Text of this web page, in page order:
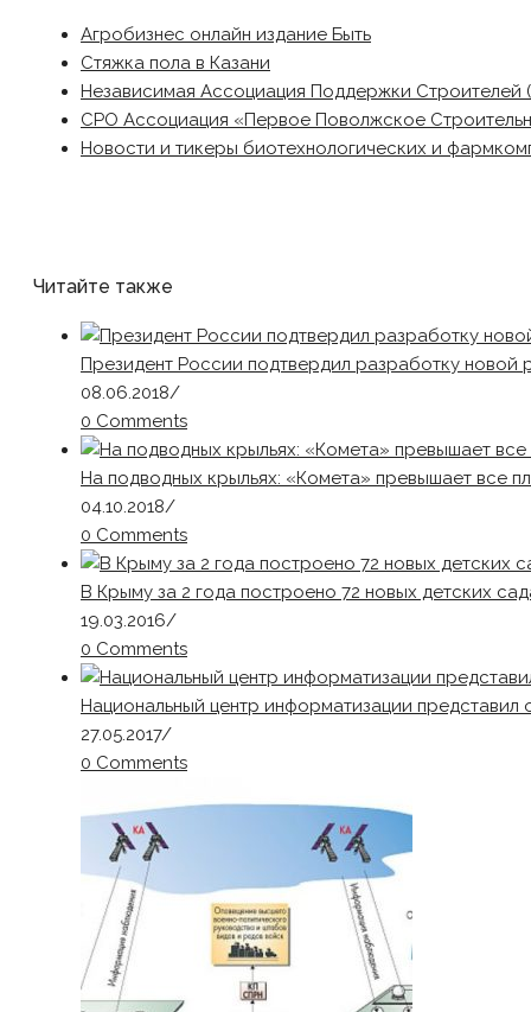
Агробизнес онлайн издание Быть
Стяжка пола в Казани
Независимая Ассоциация Поддержки Строителей
СРО Ассоциация «Первое Поволжское
Новости и тикеры биотехнологических и
Читайте также
Президент России подтвердил разработку новой
08.06.2018/
0 Comments
На подводных крыльях: «Комета» превышает все
04.10.2018/
0 Comments
В Крыму за 2 года построено 72 новых детских
19.03.2016/
0 Comments
Национальный центр информатизации
27.05.2017/
0 Comments